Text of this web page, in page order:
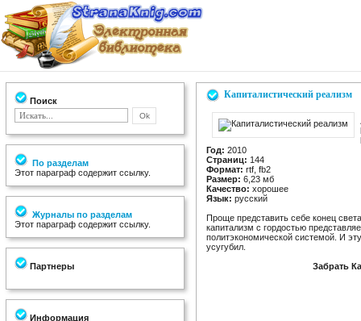
Поиск
По разделам
Этот параграф содержит ссылку.
Журналы по разделам
Этот параграф содержит ссылку.
Партнеры
Информация
Капиталистический реализм
Год: 2010
Страниц: 144
Формат: rtf, fb2
Размер: 6,23 мб
Качество: хорошее
Язык: русский
Проще представить себе конец
капитализм с гордостью
политэкономической системой. И
усугубил.
Забрать